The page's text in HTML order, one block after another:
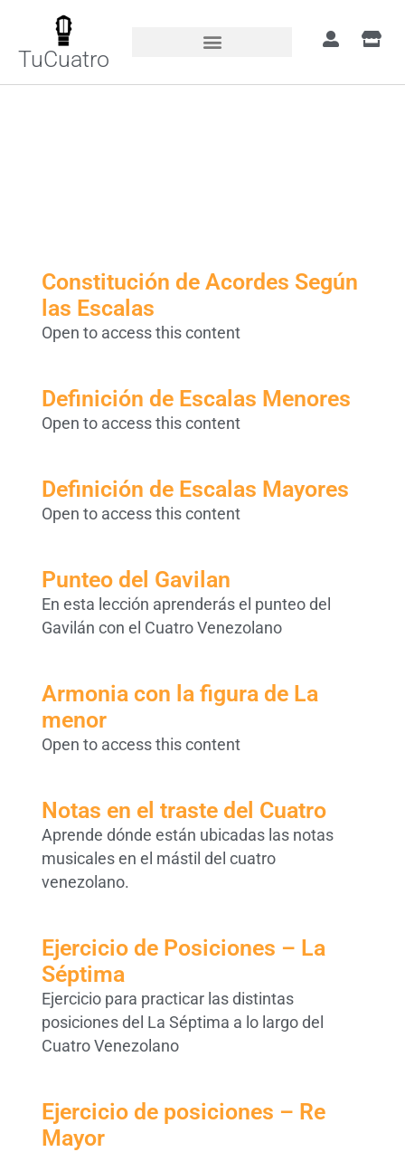
TuCuatro
Constitución de Acordes Según
las Escalas
Open to access this content
Definición de Escalas Menores
Open to access this content
Definición de Escalas Mayores
Open to access this content
Punteo del Gavilan
En esta lección aprenderás el punteo del
Gavilán con el Cuatro Venezolano
Armonia con la figura de La
menor
Open to access this content
Notas en el traste del Cuatro
Aprende dónde están ubicadas las notas
musicales en el mástil del cuatro
venezolano.
Ejercicio de Posiciones – La
Séptima
Ejercicio para practicar las distintas
posiciones del La Séptima a lo largo del
Cuatro Venezolano
Ejercicio de posiciones – Re
Mayor